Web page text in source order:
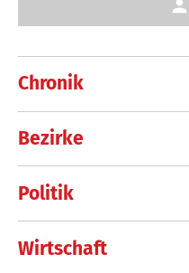
Chronik
Bezirke
Politik
Wirtschaft